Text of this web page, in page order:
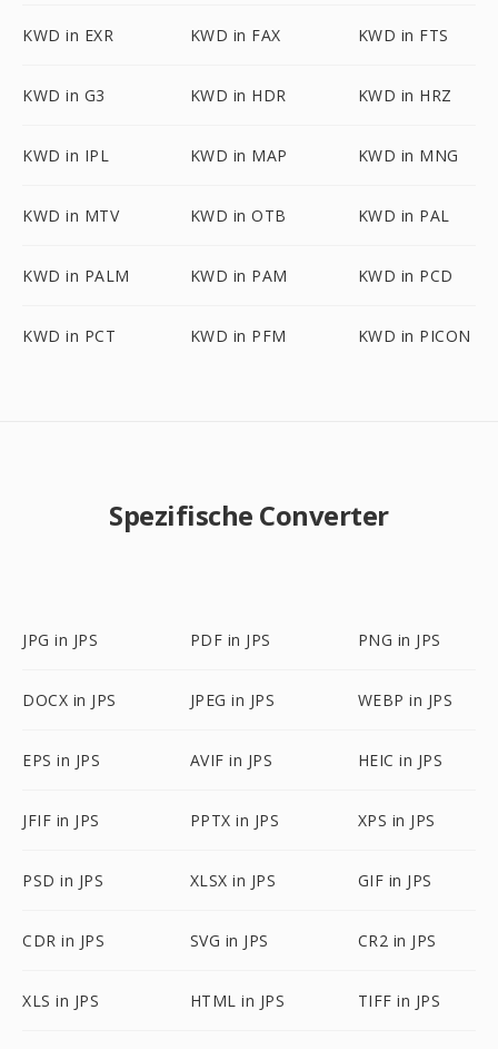
KWD in EXR KWD in FAX KWD in FTS
KWD in G3 KWD in HDR KWD in HRZ
KWD in IPL KWD in MAP KWD in MNG
KWD in MTV KWD in OTB KWD in PAL
KWD in PALM KWD in PAM KWD in PCD
KWD in PCT KWD in PFM KWD in PICON
Spezifische Converter
JPG in JPS PDF in JPS PNG in JPS
DOCX in JPS JPEG in JPS WEBP in JPS
EPS in JPS AVIF in JPS HEIC in JPS
JFIF in JPS PPTX in JPS XPS in JPS
PSD in JPS XLSX in JPS GIF in JPS
CDR in JPS SVG in JPS CR2 in JPS
XLS in JPS HTML in JPS TIFF in JPS